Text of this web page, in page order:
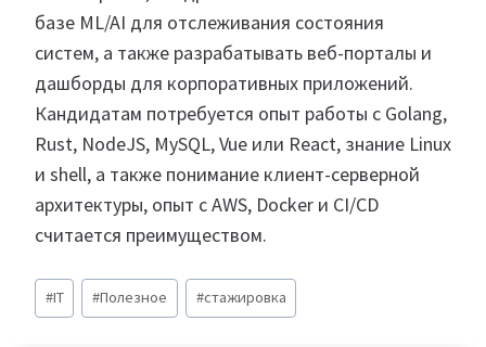
базе ML/AI для отслеживания состояния
систем, а также разрабатывать веб-порталы и
дашборды для корпоративных приложений.
Кандидатам потребуется опыт работы с Golang,
Rust, NodeJS, MySQL, Vue или React, знание Linux
и shell, а также понимание клиент-серверной
архитектуры, опыт с AWS, Docker и CI/CD
считается преимуществом.
Метки
записи:
#IT #Полезное #стажировка